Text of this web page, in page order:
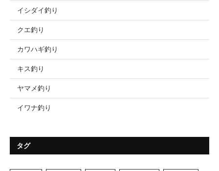
イシダイ釣り
クエ釣り
カワハギ釣り
キス釣り
ヤマメ釣り
イワナ釣り
タグ